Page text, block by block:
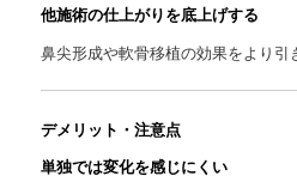
他施術の仕上がりを底上げする
鼻尖形成や軟骨移植の効果をより引
デメリット・注意点
単独では変化を感じにくい